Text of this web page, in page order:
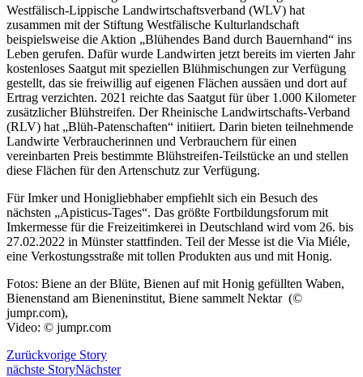
Westfälisch-Lippische Landwirtschaftsverband (WLV) hat
zusammen mit der Stiftung Westfälische Kulturlandschaft
beispielsweise die Aktion „Blühendes Band durch Bauernhand“ ins
Leben gerufen. Dafür wurde Landwirten jetzt bereits im vierten Jahr
kostenloses Saatgut mit speziellen Blühmischungen zur Verfügung
gestellt, das sie freiwillig auf eigenen Flächen aussäen und dort auf
Ertrag verzichten. 2021 reichte das Saatgut für über 1.000 Kilometer
zusätzlicher Blühstreifen. Der Rheinische Landwirtschafts-Verband
(RLV) hat „Blüh-Patenschaften“ initiiert. Darin bieten teilnehmende
Landwirte Verbraucherinnen und Verbrauchern für einen
vereinbarten Preis bestimmte Blühstreifen-Teilstücke an und stellen
diese Flächen für den Artenschutz zur Verfügung.
Für Imker und Honigliebhaber empfiehlt sich ein Besuch des
nächsten „Apisticus-Tages“. Das größte Fortbildungsforum mit
Imkermesse für die Freizeitimkerei in Deutschland wird vom 26. bis
27.02.2022 in Münster stattfinden. Teil der Messe ist die Via Miéle,
eine Verkostungsstraße mit tollen Produkten aus und mit Honig.
Fotos: Biene an der Blüte, Bienen auf mit Honig gefüllten Waben,
Bienenstand am Bieneninstitut, Biene sammelt Nektar (©
jumpr.com),
Video: © jumpr.com
Zurückvorige Story
nächste StoryNächster